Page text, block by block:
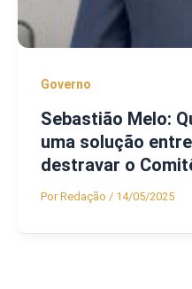
Governo
Sebastião Melo:
uma solução
destravar o
PorRedação / 14/05/2025